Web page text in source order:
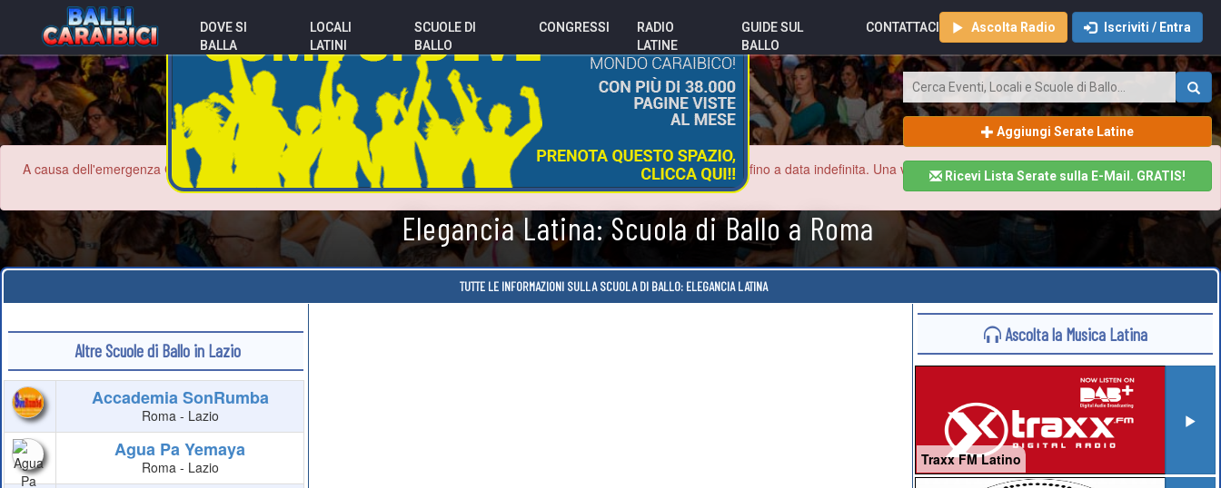
DOVE SI
BALLA
LOCALI
LATINI
SCUOLE DI
BALLO
CONGRESSI
RADIO
LATINE
GUIDE SUL
BALLO
CONTATTACI Ascolta Radio Iscriviti / Entra
A causa dell'emergenza Coronavirus le informazioni contenute nel sito potrebbero essere errate. Le sale da ballo sono chiuse fino a data indefinita. Una volta ristabilita la normalità aggiorneremo tutto il sito
con i nuovi locali.
Elegancia Latina: Scuola di Ballo a Roma
Aggiungi Serate Latine
Ricevi Lista Serate sulla E-Mail. GRATIS!
TUTTE LE INFORMAZIONI SULLA SCUOLA DI BALLO: ELEGANCIA LATINA
Altre Scuole di Ballo in Lazio
Accademia SonRumba
Roma - Lazio
Agua Pa Yemaya
Roma - Lazio
Ascolta la Musica Latina
Traxx FM Latino